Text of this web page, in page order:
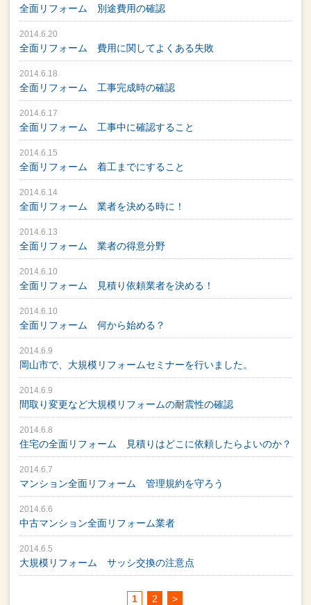
全面リフォーム 別途費用の確認
2014.6.20
全面リフォーム 費用に関してよくある失敗
2014.6.18
全面リフォーム 工事完成時の確認
2014.6.17
全面リフォーム 工事中に確認すること
2014.6.15
全面リフォーム 着工までにすること
2014.6.14
全面リフォーム 業者を決める時に！
2014.6.13
全面リフォーム 業者の得意分野
2014.6.10
全面リフォーム 見積り依頼業者を決める！
2014.6.10
全面リフォーム 何から始める？
2014.6.9
岡山市で、大規模リフォームセミナーを行いました。
2014.6.9
間取り変更など大規模リフォームの耐震性の確認
2014.6.8
住宅の全面リフォーム 見積りはどこに依頼したらよいのか？
2014.6.7
マンション全面リフォーム 管理規約を守ろう
2014.6.6
中古マンション全面リフォーム業者
2014.6.5
大規模リフォーム サッシ交換の注意点
1 2 >